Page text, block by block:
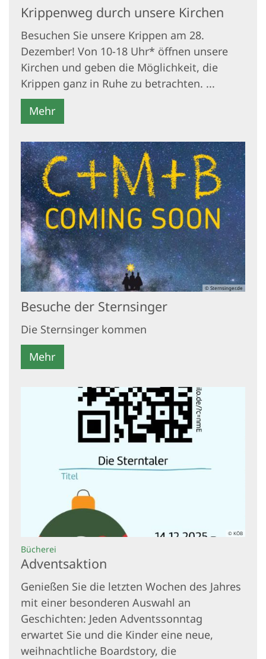
Krippenweg durch unsere Kirchen
Besuchen Sie unsere Krippen am 28.
Dezember! Von 10-18 Uhr* öffnen unsere
Kirchen und geben die Möglichkeit, die
Krippen ganz in Ruhe zu betrachten. ...
Mehr
© Sternsinger.de
Besuche der Sternsinger
Die Sternsinger kommen
Mehr
© KÖB
Bücherei
Adventsaktion
Genießen Sie die letzten Wochen des Jahres
mit einer besonderen Auswahl an
Geschichten: Jeden Adventssonntag
erwartet Sie und die Kinder eine neue,
weihnachtliche Boardstory, die